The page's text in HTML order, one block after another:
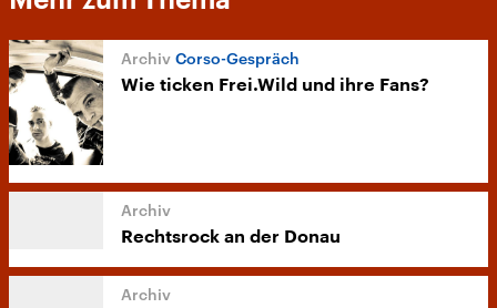
Corso-Gespräch
Wie ticken Frei.Wild und ihre Fans?
Rechtsrock an der Donau